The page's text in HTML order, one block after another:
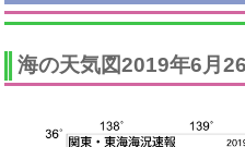
海の天気図2019年6月